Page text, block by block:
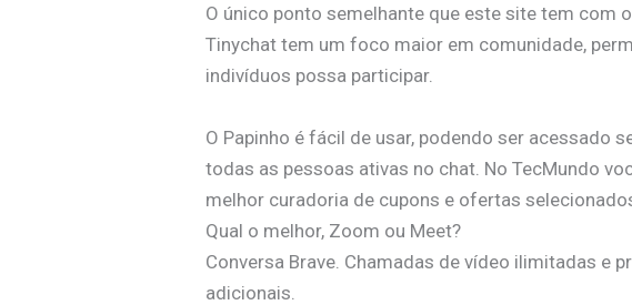
O único ponto semelhante que este site tem com
Tinychat tem um foco maior em comunidade,
indivíduos possa participar.
O Papinho é fácil de usar, podendo ser acessado
todas as pessoas ativas no chat. No TecMundo
melhor curadoria de cupons e ofertas
Qual o melhor, Zoom ou Meet?
Conversa Brave. Chamadas de vídeo ilimitadas e
adicionais.